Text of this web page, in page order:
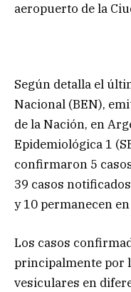
aeropuerto de la
Según detalla el
Nacional (BEN),
de la Nación, en
Epidemiológica 1
confirmaron 5
39 casos
y 10 permanecen
Los casos
principalmente por
vesiculares en